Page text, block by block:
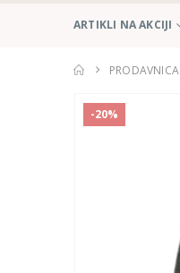
ARTIKLI NA AKCIJI
PRODAVNICA
-20%